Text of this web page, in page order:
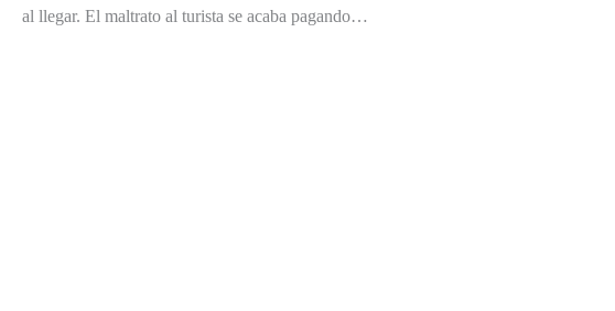
al llegar. El maltrato al turista se acaba pagando…